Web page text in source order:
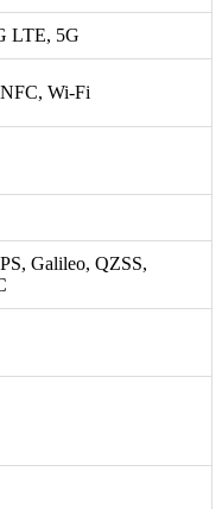
LTE, 5G
Wi-Fi
Galileo, QZSS,